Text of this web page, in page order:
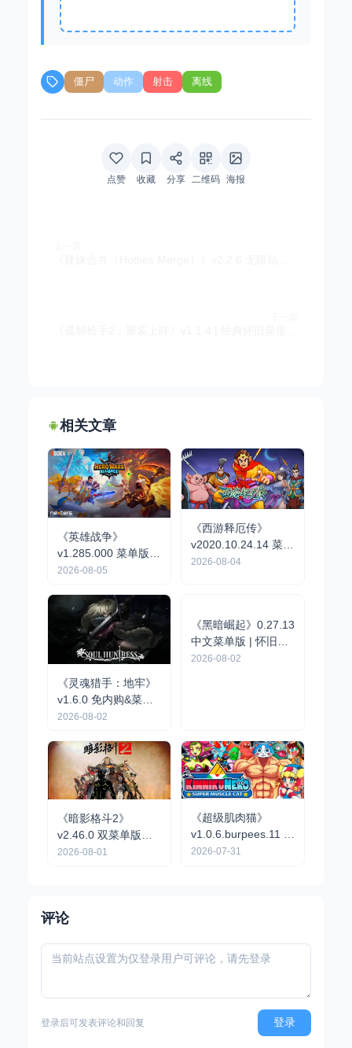
僵尸 动作 射击 离线
点赞 收藏 分享 二维码 海报
相关文章
《英雄战争》
v1.285.000 菜单版 |
战略战术RPG手游
2026-08-05
《西游释厄传》
v2020.10.24.14 菜单
版｜经典街机横版动
2026-08-04
《灵魂猎手：地牢》
v1.6.0 免内购&菜单
版 | 黑暗幻想风动作
2026-08-02
《暗影格斗2》
v2.46.0 双菜单版｜
剪影格斗RPG手游
2026-08-01
《超级肌肉猫》
v1.0.6.burpees.11 完
整版｜2D横版动作冒
2026-07-31
评论
登录后可发表评论和回复 登录